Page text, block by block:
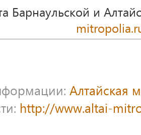
Барнаульской и
Алтайская
http://www.altai-